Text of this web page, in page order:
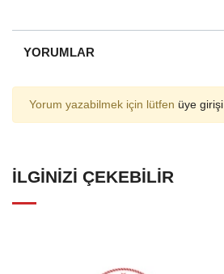
YORUMLAR
Yorum yazabilmek için lütfen üye girişi
İLGINIZI ÇEKEBILIR